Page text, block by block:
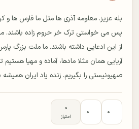
بله عزیز. معلومه آذری ها مثل ما فارس ها و
پس می خواستی ترک خر حروم زاده باشند.
از این ادعایی داشته باشند. ما ملت بزرگ
آریایی همان مثلا مادها، آماده و مهیا هستیم
صهیونیستی را بگیریم. زنده یاد ایران همیشه
۰ ۰ ۰
امتیاز